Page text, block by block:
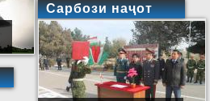
Сарбози наҷот